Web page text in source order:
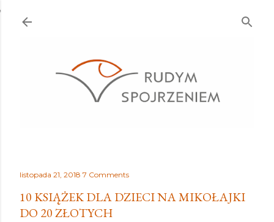
listopada 21, 2018 7 Comments
10 KSIĄŻEK DLA DZIECI NA MIKOŁAJKI
DO 20 ZŁOTYCH